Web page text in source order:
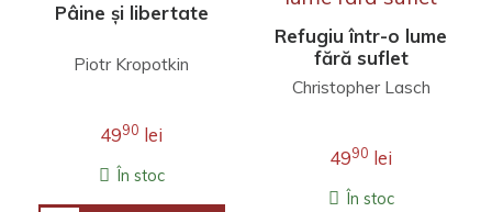
Pâine și libertate
Piotr Kropotkin
4990 lei
În stoc
Refugiu într-o lume
fără suflet
Christopher Lasch
4990 lei
În stoc